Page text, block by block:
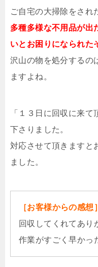
ご自宅の大掃除をされ
多種多様な不用品が出
いとお困りになられた
沢山の物を処分するの
ますよね。
「１３日に回収に来
下さりました。
対応させて頂きますと
ました。
［お客様からの感想］
回収してくれてあり
作業がすごく早かっ